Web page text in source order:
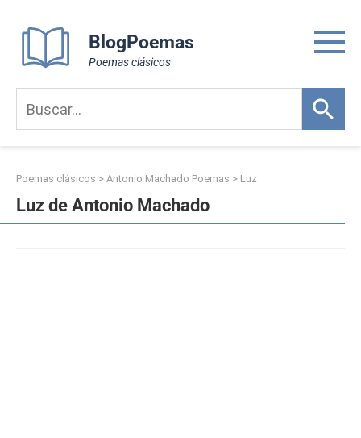
content
BlogPoemas
Poemas clásicos
Poemas clásicos > Antonio Machado Poemas > Luz
Luz de Antonio Machado